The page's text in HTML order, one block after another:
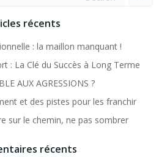
récents
: la maillon manquant !
: La Clé du Succès à Long Terme
AUX AGRESSIONS ?
et des pistes pour les franchir
sur le chemin, ne pas sombrer
récents